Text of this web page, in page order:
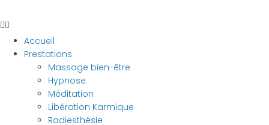
Accueil
Prestations
Massage bien-être
Hypnose
Méditation
Libération Karmique
Radiesthésie